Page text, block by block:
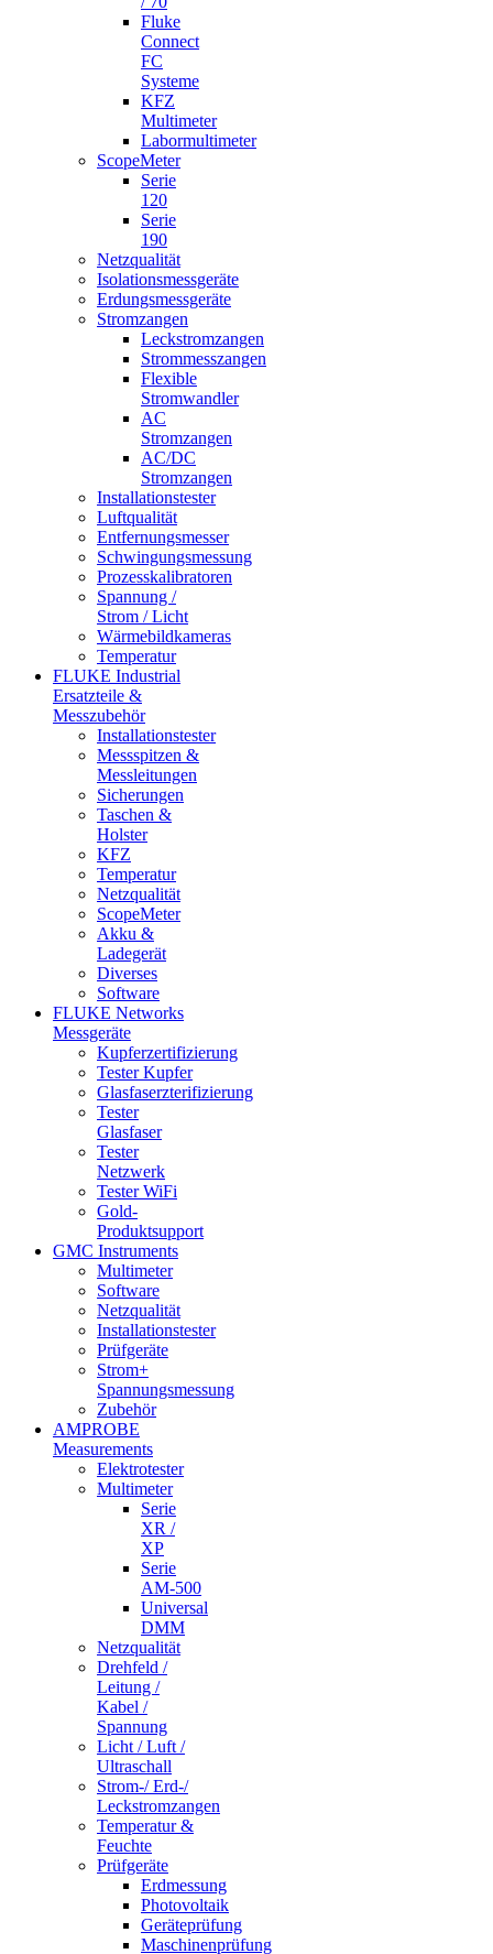
Fluke
Connect
FC
Systeme
KFZ
Multimeter
Labormultimeter
ScopeMeter
Serie
120
Serie
190
Netzqualität
Isolationsmessgeräte
Erdungsmessgeräte
Stromzangen
Leckstromzangen
Strommesszangen
Flexible
Stromwandler
AC
Stromzangen
AC/DC
Stromzangen
Installationstester
Luftqualität
Entfernungsmesser
Schwingungsmessung
Prozesskalibratoren
Spannung /
Strom / Licht
Wärmebildkameras
Temperatur
FLUKE Industrial
Ersatzteile &
Messzubehör
Installationstester
Messspitzen &
Messleitungen
Sicherungen
Taschen &
Holster
KFZ
Temperatur
Netzqualität
ScopeMeter
Akku &
Ladegerät
Diverses
Software
FLUKE Networks
Messgeräte
Kupferzertifizierung
Tester Kupfer
Glasfaserzterifizierung
Tester
Glasfaser
Tester
Netzwerk
Tester WiFi
Gold-
Produktsupport
GMC Instruments
Multimeter
Software
Netzqualität
Installationstester
Prüfgeräte
Strom+
Spannungsmessung
Zubehör
AMPROBE
Measurements
Elektrotester
Multimeter
Serie
XR /
XP
Serie
AM-500
Universal
DMM
Netzqualität
Drehfeld /
Leitung /
Kabel /
Spannung
Licht / Luft /
Ultraschall
Strom-/ Erd-/
Leckstromzangen
Temperatur &
Feuchte
Prüfgeräte
Erdmessung
Photovoltaik
Geräteprüfung
Maschinenprüfung